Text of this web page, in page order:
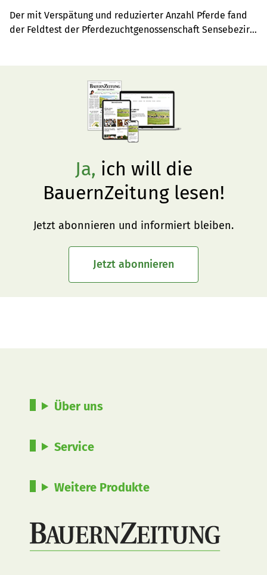
Der mit Verspätung und reduzierter Anzahl Pferde fand
der Feldtest der Pferdezuchtgenossenschaft Sensebezirk
Ja, ich will die
BauernZeitung lesen!
Jetzt abonnieren und informiert bleiben.
Jetzt abonnieren
Über uns
Service
Weitere Produkte